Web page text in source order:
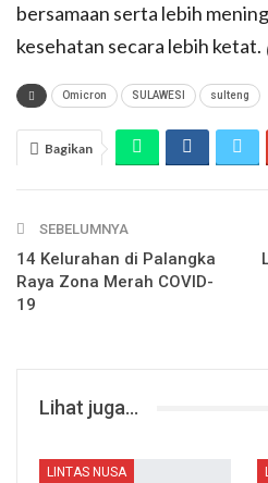
bersamaan serta lebih
kesehatan secara lebih ketat.
Omicron SULAWESI sulteng
Bagikan
SEBELUMNYA
14 Kelurahan di Palangka
Raya Zona Merah COVID-
19
Lihat juga...
LINTAS NUSA